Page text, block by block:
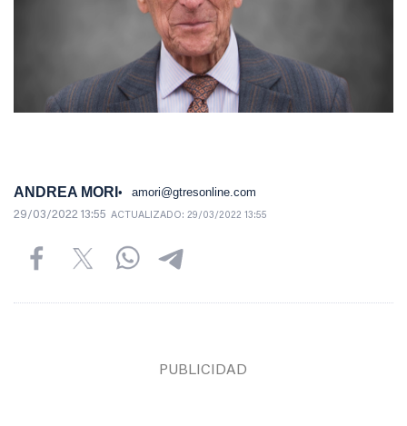
ANDREA MORI amori@gtresonline.com
29/03/2022 13:55 ACTUALIZADO: 29/03/2022 13:55